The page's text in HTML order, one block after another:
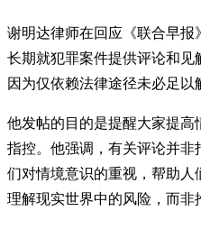
谢明达律师在回应《联合早
长期就犯罪案件提供评论和见
因为仅依赖法律途径未必足以
他发帖的目的是提醒大家提
指控。他强调，有关评论并非
们对情境意识的重视，帮助人
理解现实世界中的风险，而非